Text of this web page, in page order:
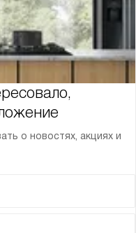
о новостях, акциях и